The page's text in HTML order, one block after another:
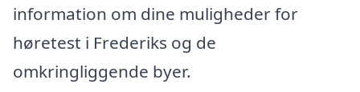
information om dine muligheder for
høretest i Frederiks og de
omkringliggende byer.